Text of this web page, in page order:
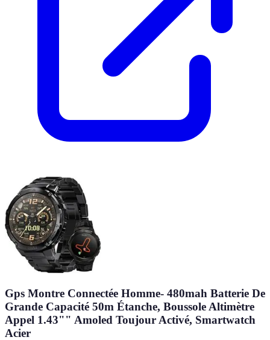
Gps Montre Connectée Homme- 480mah Batterie De
Grande Capacité 50m Étanche, Boussole Altimètre
Appel 1.43"" Amoled Toujour Activé, Smartwatch
Acier